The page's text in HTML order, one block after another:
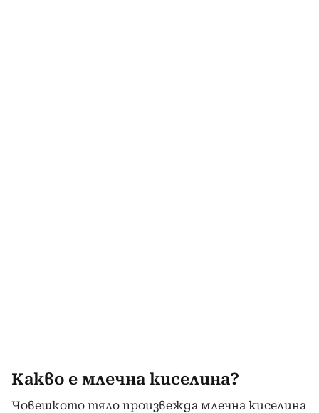
Какво е млечна киселина?
Човешкото тяло произвежда млечна киселина